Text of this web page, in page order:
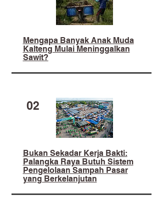
Mengapa Banyak Anak Muda
Kalteng Mulai Meninggalkan
Sawit?
02
​Bukan Sekadar Kerja Bakti:
Palangka Raya Butuh Sistem
Pengelolaan Sampah Pasar
yang Berkelanjutan